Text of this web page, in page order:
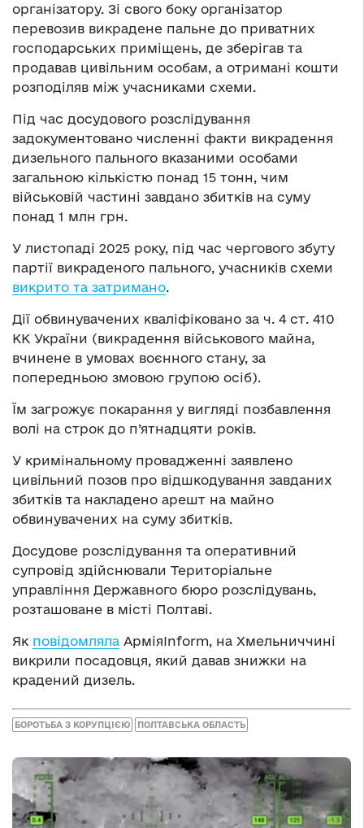
організатору. Зі свого боку організатор
перевозив викрадене пальне до приватних
господарських приміщень, де зберігав та
продавав цивільним особам, а отримані кошти
розподіляв між учасниками схеми.
Під час досудового розслідування
задокументовано численні факти викрадення
дизельного пального вказаними особами
загальною кількістю понад 15 тонн, чим
військовій частині завдано збитків на суму
понад 1 млн грн.
У листопаді 2025 року, під час чергового збуту
партії викраденого пального, учасників схеми
викрито та затримано.
Дії обвинувачених кваліфіковано за ч. 4 ст. 410
КК України (викрадення військового майна,
вчинене в умовах воєнного стану, за
попередньою змовою групою осіб).
Їм загрожує покарання у вигляді позбавлення
волі на строк до п’ятнадцяти років.
У кримінальному провадженні заявлено
цивільний позов про відшкодування завданих
збитків та накладено арешт на майно
обвинувачених на суму збитків.
Досудове розслідування та оперативний
супровід здійснювали Територіальне
управління Державного бюро розслідувань,
розташоване в місті Полтаві.
Як повідомляла АрміяInform, на Хмельниччині
викрили посадовця, який давав знижки на
крадений дизель.
БОРОТЬБА З КОРУПЦІЄЮ ПОЛТАВСЬКА ОБЛАСТЬ